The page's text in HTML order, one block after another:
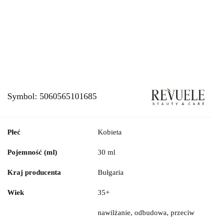
Symbol: 5060565101685
Płeć Kobieta
Pojemność (ml) 30 ml
Kraj producenta Bułgaria
Wiek 35+
nawilżanie, odbudowa, przeciw